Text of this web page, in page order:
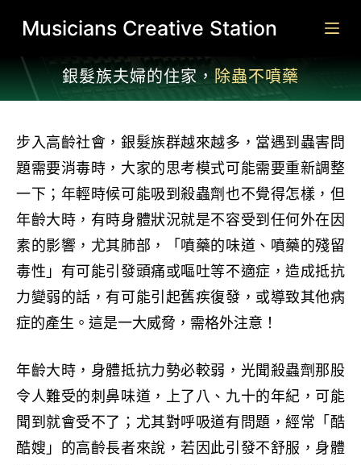
跳
主
容
Musicians Creative Station
銀髮族夫婦的住家，除蟲不噴藥
步入高齡社會，銀髮族群越來越多，當遇到蟲害問
題需要消毒時，大家的思考模式可能需要重新調整
一下；年輕時候可能吸到殺蟲劑也不覺得怎樣，但
年齡大時，有時身體狀況就是不容受到任何外在因
素的影響，尤其肺部，「噴藥的味道、噴藥的殘留
毒性」有可能引發頭痛或嘔吐等不適症，造成抵抗
力變弱的話，有可能引起舊疾復發，或導致其他病
症的產生。這是一大威脅，需格外注意！
年齡大時，身體抵抗力勢必較弱，光聞殺蟲劑那股
令人難受的刺鼻味道，上了八、九十的年紀，可能
聞到就會受不了；尤其對呼吸道有問題，經常「酷
酷嫂」的高齡長者來說，若因此引發不舒服，身體